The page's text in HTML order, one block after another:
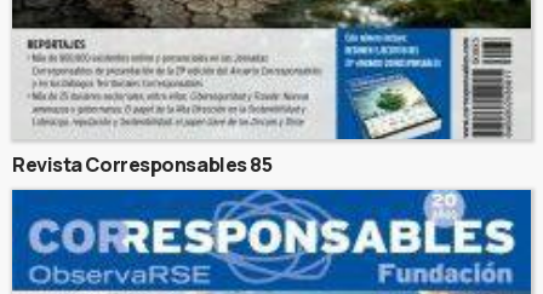
Revista Corresponsables 85